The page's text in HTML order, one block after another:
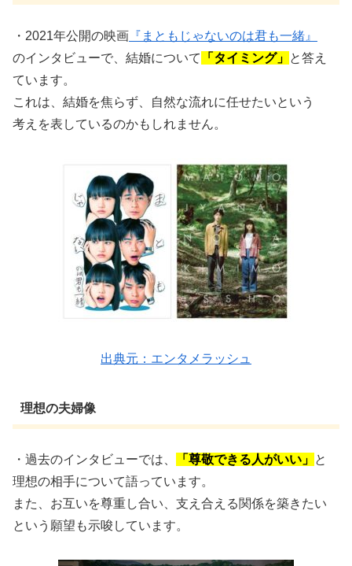
・2021年公開の映画 『まともじゃないのは君も一緒』
のインタビューで、結婚について
「タイミング」 と答え
ています。
これは、結婚を焦らず、自然な流れに任せたいという
考えを表しているのかもしれません。
出典元：エンタメラッシュ
理想の夫婦像
・過去のインタビューでは、 「尊敬できる人がいい」 と
理想の相手について語っています。
また、お互いを尊重し合い、支え合える関係を築きたい
という願望も示唆しています。